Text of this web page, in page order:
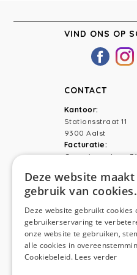
VIND ONS OP
CONTACT
Kantoor:
Stationsstraat 11
9300 Aalst
Facturatie:
Capucienenlaan 31
Telefoon:0473 44
NAVIGATION
Home
Deze website maakt
gebruik van cookies.
Deze website gebruikt cookies
gebruikerservaring te
onze website te gebruiken,
alle cookies in
Cookiebeleid. Lees verder